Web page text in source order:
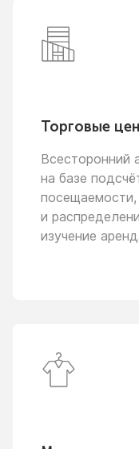
Торговые
Всесторонний
на базе
посещаемости,
и
изучение